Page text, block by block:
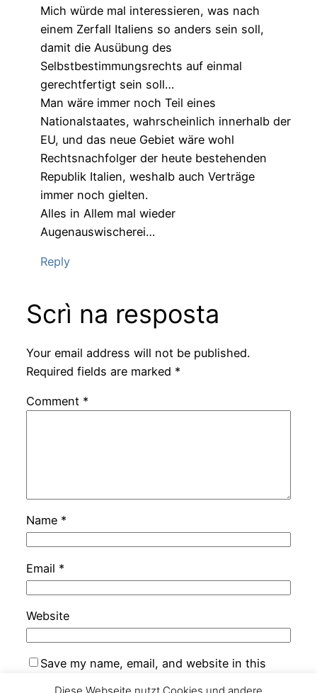
Mich würde mal interessieren, was nach
einem Zerfall Italiens so anders sein soll,
damit die Ausübung des
Selbstbestimmungsrechts auf einmal
gerechtfertigt sein soll…
Man wäre immer noch Teil eines
Nationalstaates, wahrscheinlich innerhalb der
EU, und das neue Gebiet wäre wohl
Rechtsnachfolger der heute bestehenden
Republik Italien, weshalb auch Verträge
immer noch gielten.
Alles in Allem mal wieder
Augenauswischerei…
Reply
Scrì na resposta
Your email address will not be published.
Required fields are marked *
Comment *
Name *
Email *
Website
Save my name, email, and website in this